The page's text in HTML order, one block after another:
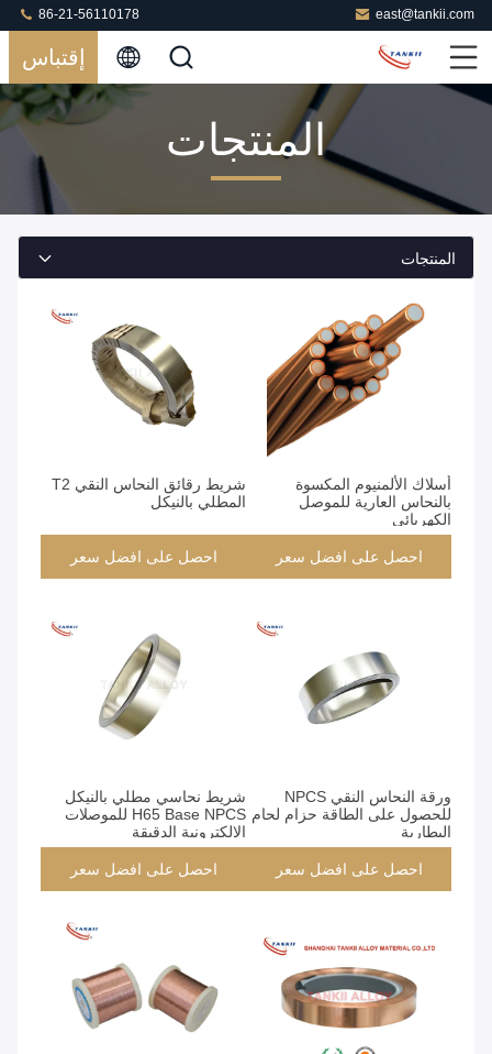
east@tankii.com
86-21-56110178
إقتباس
المنتجات
المنتجات
أسلاك الألمنيوم المكسوة
بالنحاس العارية للموصل
الكهربائي
احصل على افضل سعر
شريط رقائق النحاس النقي T2
المطلي بالنيكل
احصل على افضل سعر
ورقة النحاس النقي NPCS
للحصول على الطاقة حزام لحام
البطارية
احصل على افضل سعر
شريط نحاسي مطلي بالنيكل
H65 Base NPCS للموصلات
الإلكترونية الدقيقة
احصل على افضل سعر